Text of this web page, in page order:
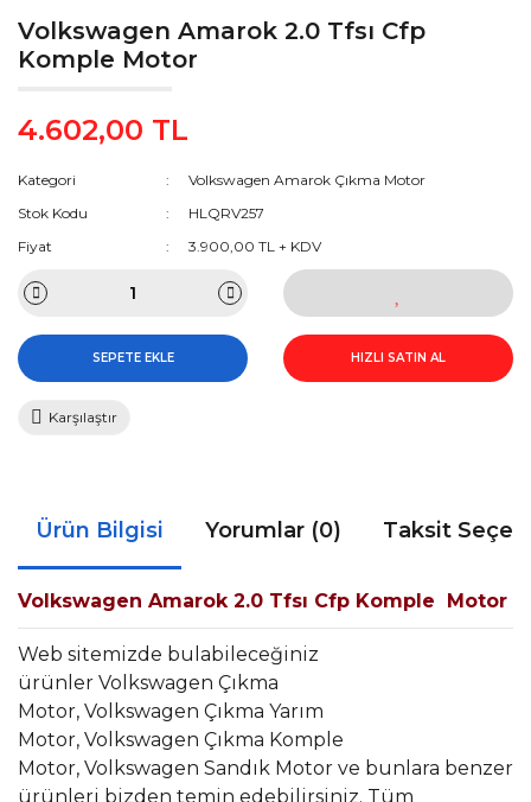
Volkswagen Amarok 2.0 Tfsı Cfp
Komple Motor
4.602,00 TL
Kategori
Volkswagen Amarok Çıkma Motor
Stok Kodu
HLQRV257
Fiyat
3.900,00 TL + KDV
SEPETE EKLE HIZLI SATIN AL
Karşılaştır
Ürün Bilgisi Yorumlar (0) Taksit
Volkswagen Amarok 2.0 Tfsı Cfp Komple Motor
Web sitemizde bulabileceğiniz
ürünler Volkswagen Çıkma
Motor, Volkswagen Çıkma Yarım
Motor, Volkswagen Çıkma Komple
Motor, Volkswagen Sandık Motor ve bunlara benzer
ürünleri bizden temin edebilirsiniz. Tüm